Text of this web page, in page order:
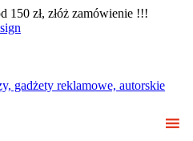
150 zł, złóż zamówienie !!!